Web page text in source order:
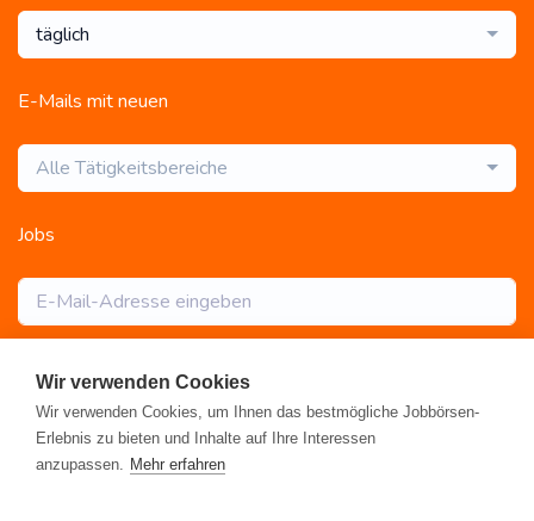
täglich
E-Mails mit neuen
Alle Tätigkeitsbereiche
Jobs
Abonnieren
Wir verwenden Cookies
Wir verwenden Cookies, um Ihnen das bestmögliche Jobbörsen-
Erlebnis zu bieten und Inhalte auf Ihre Interessen
anzupassen. Mehr erfahren